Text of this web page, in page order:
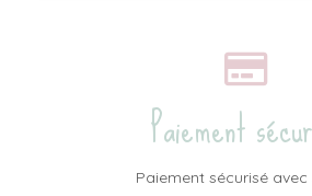
Paiement
Paiement sécurisé avec